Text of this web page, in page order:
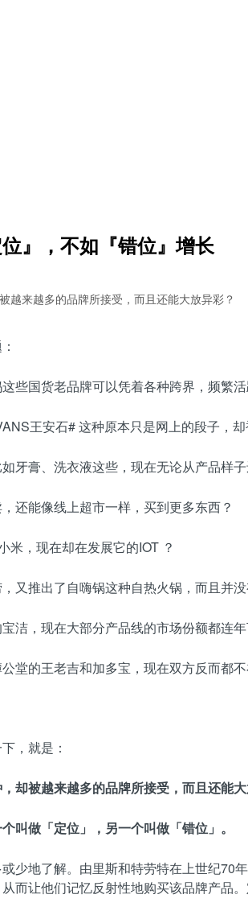
』，不如『错位』增长
越来越多的品牌所接受，而且还能大放异彩？
些国货老品牌可以凭着各种跨界，频繁
王安石# 这种原本只是网上的段子，
牙膏、洗衣液这些，现在无论从产品样
还能像线上超市一样，买到更多东西？
米，现在却在发展它的IOT ？
又推出了自嗨锅这种自热火锅，而且并
洁，现在大部分产品线的市场份额都连
堂的王老吉和加多宝，现在双方反而都
，就是：
却被越来越多的品牌所接受，而且还能
叫做「定位」，另一个叫做「错位」。
少地了解。由里斯和特劳特在上世纪
而让他们记忆反射性地购买该品牌产品